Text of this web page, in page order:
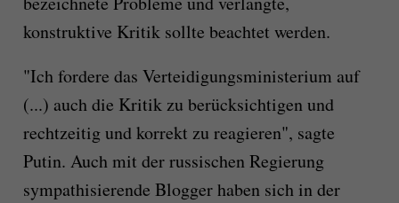
konstruktive Kritik sollte beachtet werden.
"Ich fordere das Verteidigungsministerium auf
(...) auch die Kritik zu berücksichtigen und
rechtzeitig und korrekt zu reagieren", sagte
Putin. Auch mit der russischen Regierung
sympathisierende Blogger haben sich in der